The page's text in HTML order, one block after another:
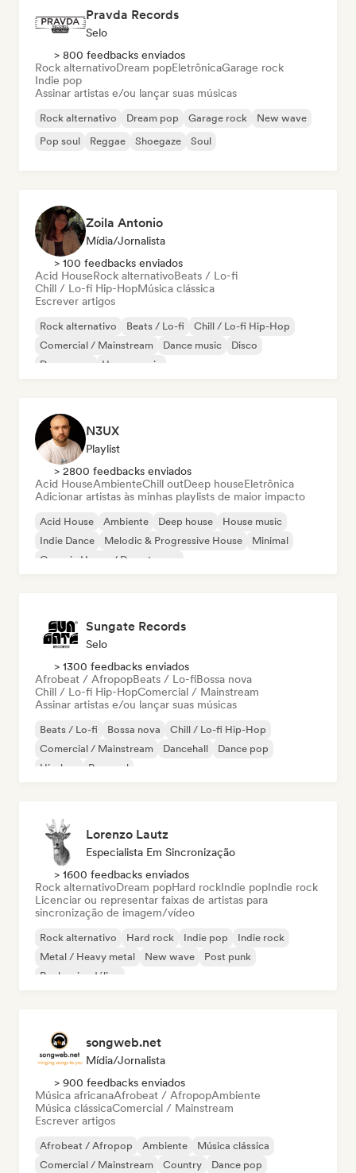
Pravda Records
Selo
> 800 feedbacks enviados
Rock alternativoDream popEletrônicaGarage rock
Indie pop
Assinar artistas e/ou lançar suas músicas
Rock alternativo Dream pop Garage rock
New wave
Pop soul
Reggae Shoegaze Soul
Zoila Antonio
Mídia/Jornalista
> 100 feedbacks enviados
Acid HouseRock alternativoBeats / Lo-fi
Chill / Lo-fi Hip-HopMúsica clássica
Escrever artigos
Rock alternativo Beats / Lo-fi
Chill / Lo-fi Hip-Hop
Comercial / Mainstream
Dance music
Disco
Dream pop
House music
N3UX
Playlist
> 2800 feedbacks enviados
Acid HouseAmbienteChill outDeep houseEletrônica
Adicionar artistas às minhas playlists de maior impacto
Acid House Ambiente Deep house
House music
Indie Dance
Melodic & Progressive House
Minimal
Organic House / Downtempo
Sungate Records
Selo
> 1300 feedbacks enviados
Afrobeat / AfropopBeats / Lo-fiBossa nova
Chill / Lo-fi Hip-HopComercial / Mainstream
Assinar artistas e/ou lançar suas músicas
Beats / Lo-fi Bossa nova
Chill / Lo-fi Hip-Hop
Comercial / Mainstream
Dancehall
Dance pop
Hip-hop
Pop soul
Lorenzo Lautz
Especialista Em Sincronização
> 1600 feedbacks enviados
Rock alternativoDream popHard rockIndie popIndie rock
Licenciar ou representar faixas de artistas para
sincronização de imagem/vídeo
Rock alternativo Hard rock Indie pop
Indie rock
Metal / Heavy metal
New wave
Post punk
Rock psicodélico
songweb.net
Mídia/Jornalista
> 900 feedbacks enviados
Música africanaAfrobeat / AfropopAmbiente
Música clássicaComercial / Mainstream
Escrever artigos
Afrobeat / Afropop Ambiente
Música clássica
Comercial / Mainstream
Country Dance pop